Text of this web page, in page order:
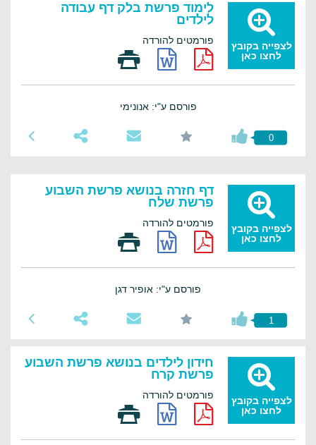
לצפייה בקובץ
לחצו כאן
לימוד פרשת בלק דף עבודה
לילדים
פורמטים להורדה
פורסם ע"י: אנונימי
0
לצפייה בקובץ
לחצו כאן
דף חזרה בנושא פרשת השבוע
פרשת שלח
פורמטים להורדה
פורסם ע"י: אופיר דגן
1
לצפייה בקובץ
לחצו כאן
חידון לילדים בנושא פרשת השבוע
פרשת קרח
פורמטים להורדה